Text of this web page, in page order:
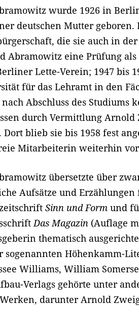
wurde 1926 in
deutschen Mutter
die sie auch in
Abramowitz eine Prüfung
Lette-Verein; 1947 bis
für das Lehramt in den
nach Abschluss des
durch Vermittlung
Dort blieb sie bis 1958 fest
Mitarbeiterin weiterhin
übersetzte über
Aufsätze und
Sinn und Form und
Das Magazin (Auflage
thematisch
sogenannten Höhenkamm-
Williams, William
Verlags gehörte unter
darunter Arnold